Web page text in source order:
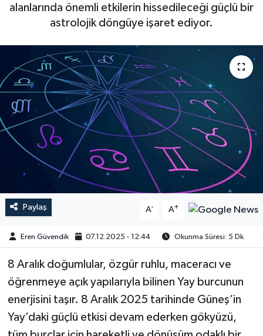
alanlarında önemli etkilerin hissedileceği güçlü bir
astrolojik döngüye işaret ediyor.
Paylaş A- A+
Eren Güvendik 07.12.2025 - 12:44 Okunma Süresi: 5 Dk
8 Aralık doğumlular, özgür ruhlu, maceracı ve
öğrenmeye açık yapılarıyla bilinen Yay burcunun
enerjisini taşır. 8 Aralık 2025 tarihinde Güneş’in
Yay’daki güçlü etkisi devam ederken gökyüzü,